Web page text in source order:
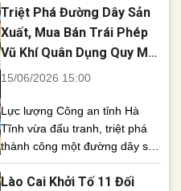
hình thức bán các gói “hợp
đồng kỳ nghỉ” dưới vỏ bọc
doanh nghiệp kinh doanh du
đã bị khởi tố, bắt [...]
Triệt Phá Đường Dây Sản
Xuất, Mua Bán Trái Phép
Vũ Khí Quân Dụng Quy Mô
Lớn
15/06/2026 15:00
Lực lượng Công an tỉnh Hà
Tĩnh vừa đấu tranh, triệt phá
thành công một đường dây sản
xuất, mua bán trái phép vũ khí
quân dụng hoạt động với quy
Lào Cai Khởi Tố 11 Đối